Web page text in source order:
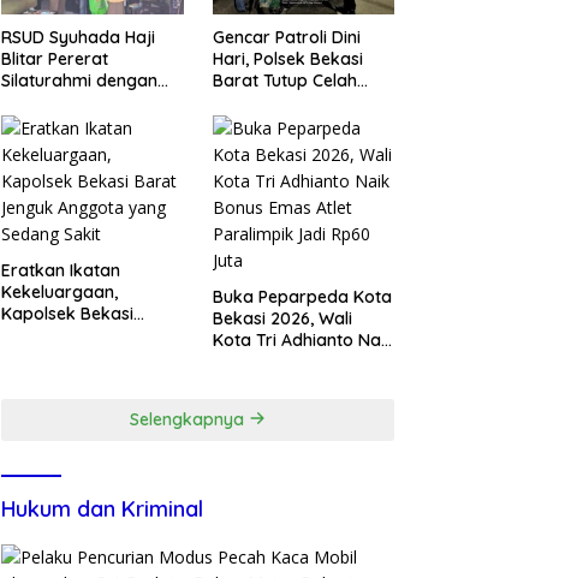
RSUD Syuhada Haji
Blitar Pererat
Silaturahmi dengan
Program Kunjungan
Rumah
Gencar Patroli Dini
Hari, Polsek Bekasi
Barat Tutup Celah
dan Ancaman
Tawuran
Eratkan Ikatan
Kekeluargaan,
Kapolsek Bekasi
Buka Peparpeda Kota
Bekasi 2026, Wali
Kota Tri Adhianto Naik
Selengkapnya
Hukum dan Kriminal